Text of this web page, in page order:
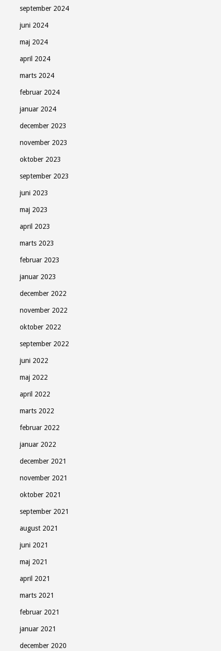
september 2024
juni 2024
maj 2024
april 2024
marts 2024
februar 2024
januar 2024
december 2023
november 2023
oktober 2023
september 2023
juni 2023
maj 2023
april 2023
marts 2023
februar 2023
januar 2023
december 2022
november 2022
oktober 2022
september 2022
juni 2022
maj 2022
april 2022
marts 2022
februar 2022
januar 2022
december 2021
november 2021
oktober 2021
september 2021
august 2021
juni 2021
maj 2021
april 2021
marts 2021
februar 2021
januar 2021
december 2020